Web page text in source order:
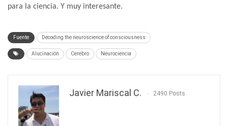
para la ciencia. Y muy interesante.
Fuente Decoding the neuroscience of consciousness
Alucinación Cerebro Neurociencia
Javier Mariscal C. 2490 Posts